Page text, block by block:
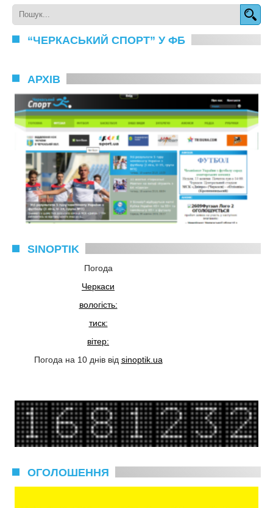
“ЧЕРКАСЬКИЙ СПОРТ” У ФБ
АРХІВ
SINOPTIK
Погода
Черкаси
вологість:
тиск:
вітер:
Погода на 10 днів від sinoptik.ua
ОГОЛОШЕННЯ